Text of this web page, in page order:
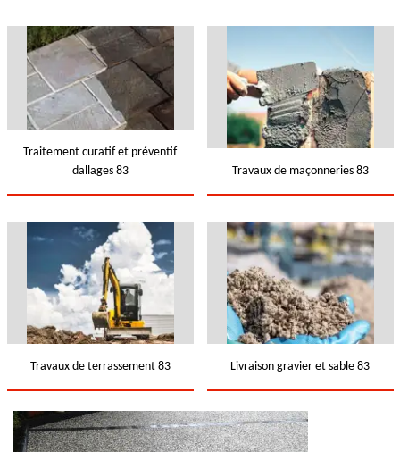
Traitement curatif et préventif
dallages 83
Travaux de maçonneries 83
Travaux de terrassement 83 Livraison gravier et sable 83